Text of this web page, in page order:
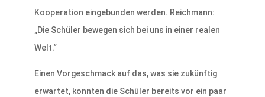
Kooperation eingebunden werden. Reichmann:
„Die Schüler bewegen sich bei uns in einer realen
Welt.“
Einen Vorgeschmack auf das, was sie zukünftig
erwartet, konnten die Schüler bereits vor ein paar